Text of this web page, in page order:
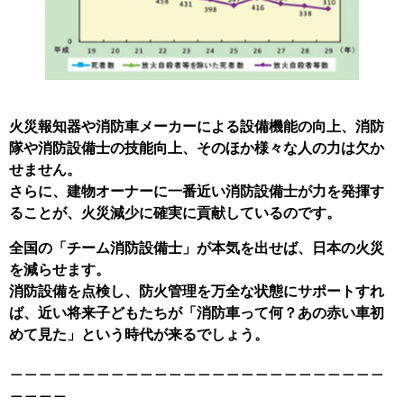
火災報知器や消防車メーカーによる設備機能の向上、消防
隊や消防設備士の技能向上、そのほか様々な人の力は欠か
せません。
さらに、建物オーナーに一番近い消防設備士が力を発揮す
ることが、火災減少に確実に貢献しているのです。
全国の「チーム消防設備士」が本気を出せば、日本の火災
を減らせます。
消防設備を点検し、防火管理を万全な状態にサポートすれ
ば、近い将来子どもたちが「消防車って何？あの赤い車初
めて見た」という時代が来るでしょう。